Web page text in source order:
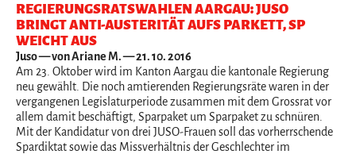
REGIERUNGSRATSWAHLEN AARGAU: JUSO
BRINGT ANTI-AUSTERITÄT AUFS PARKETT, SP
WEICHT AUS
Juso— von Ariane M. — 21. 10. 2016
Am 23. Oktober wird im Kanton Aargau die kantonale Regierung
neu gewählt. Die noch amtierenden Regierungsräte waren in der
vergangenen Legislaturperiode zusammen mit dem Grossrat vor
allem damit beschäftigt, Sparpaket um Sparpaket zu schnüren.
Mit der Kandidatur von drei JUSO-Frauen soll das vorherrschende
Spardiktat sowie das Missverhältnis der Geschlechter im